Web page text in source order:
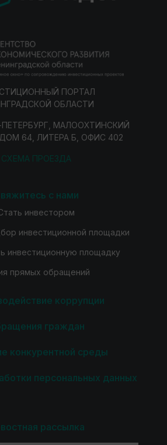
ПОРТАЛ
ОБЛАСТИ
ПЕТЕРБУРГ, МАЛООХТИНСКИЙ
64, ЛИТЕРА Б, ОФИС 402
СХЕМА ПРОЕЗДА
с нами
инвестором
инвестиционной площадки
инвестиционную площадку
прямых обращений
коррупции
граждан
конкурентной среды
персональных данных
рассылка